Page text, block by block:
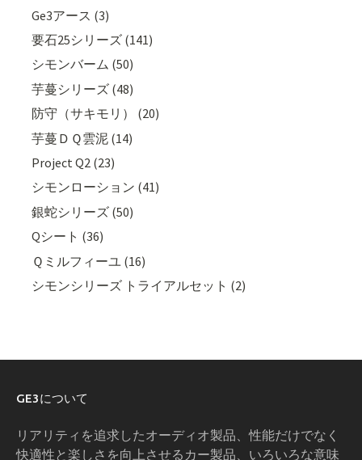
Ge3アース (3)
要石25シリーズ (141)
シモンバーム (50)
芋蔓シリーズ (48)
防守（サキモリ） (20)
芋蔓ＤＱ雲泥 (14)
Project Q2 (23)
シモンローション (41)
銀蛇シリーズ (50)
Qシート (36)
Ｑミルフィーユ (16)
シモンシリーズ トライアルセット (2)
GE3について
リアリティを追求したオーディオ製品、性能だけでなく
快適性と楽しさを向上させるカー製品、いろいろな意味